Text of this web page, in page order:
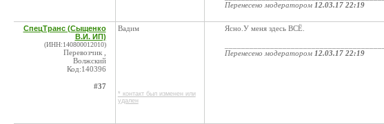
Перенесено модератором 12.03.17 22:19
СпецТранс (Сыщенко
В.И. ИП)
(ИНН:140800012010)
Перевозчик ,
Волжский
Код:140396
#37
Вадим
* контакт был изменен или
удален
Ясно.У меня здесь ВСЁ.
Перенесено модератором 12.03.17 22:19